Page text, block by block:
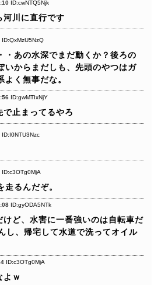
ID:cwNTQ5Njk
河川に直行です
ID:QxMzU5NzQ
・あの水深でまだ動くか？後ろの
いからまだしも、先頭のやつはガ
く無事だな。
ID:gwMTIxNjY
止まってるやろ
ID:I0NTU3Nzc
ID:c3OTg0MjA
るんだぞ。
ID:gyODA5NTk
けど、水害に一番強いのは自転車だ
し、帰宅して水道で洗ってオイル
ID:c3OTg0MjA
よｗ